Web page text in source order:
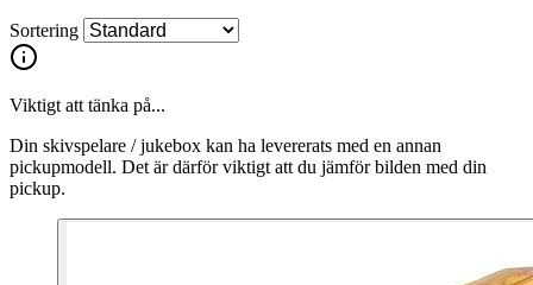
Sortering
Viktigt att tänka på...
Din skivspelare / jukebox kan ha levererats med en annan
pickupmodell. Det är därför viktigt att du jämför bilden med din
pickup.